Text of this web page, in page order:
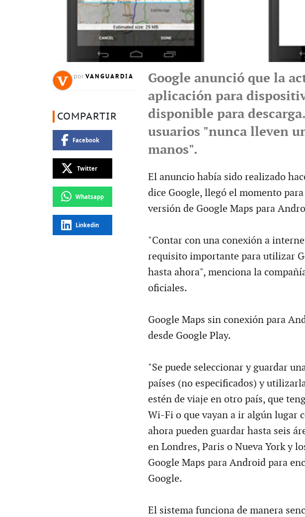
por VANGUARDIA
COMPARTIR
Facebook
Twitter
Whatsapp
Linkedin
Google anunció que la
aplicación para
disponible para
usuarios "nunca lleven
manos".
El anuncio había sido realizado
dice Google, llegó el momento
versión de Google Maps para
"Contar con una conexión a
requisito importante para utilizar
hasta ahora", menciona la
oficiales.
Google Maps sin conexión para
desde Google Play.
"Se puede seleccionar y guardar
países (no especificados) y
estén de viaje en otro país, que
Wi-Fi o que vayan a ir algún lugar
ahora pueden guardar hasta seis
en Londres, Paris o Nueva York y
Google Maps para Android para
Google.
El sistema funciona de manera